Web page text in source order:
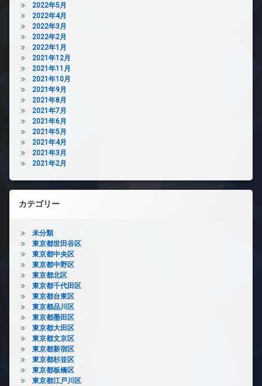
2022年5月
2022年4月
2022年3月
2022年2月
2022年1月
2021年12月
2021年11月
2021年10月
2021年9月
2021年8月
2021年7月
2021年6月
2021年5月
2021年4月
2021年3月
2021年2月
カテゴリー
未分類
東京都世田谷区
東京都中央区
東京都中野区
東京都北区
東京都千代田区
東京都台東区
東京都品川区
東京都墨田区
東京都大田区
東京都文京区
東京都新宿区
東京都杉並区
東京都板橋区
東京都江戸川区